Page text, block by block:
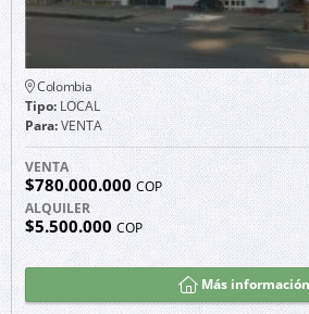
Colombia
Tipo:LOCAL
Para:VENTA
VENTA
$780.000.000 COP
ALQUILER
$5.500.000COP
Más información